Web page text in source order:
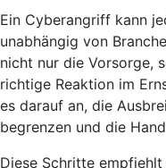
Ein Cyberangriff kann
unabhängig von
nicht nur die Vorsorge,
richtige Reaktion im
es darauf an, die
begrenzen und die
Diese Schritte